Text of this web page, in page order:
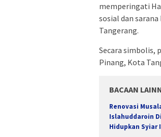
memperingati
sosial dan
Tangerang.
Secara simbolis,
Pinang, Kota
BACAAN
Renovasi
Islahuddaroin
Hidupkan Syiar